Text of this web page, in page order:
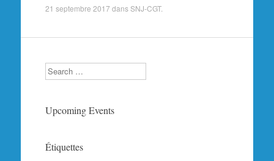
21 septembre 2017 dansSNJ-CGT.
Search
Upcoming Events
Étiquettes